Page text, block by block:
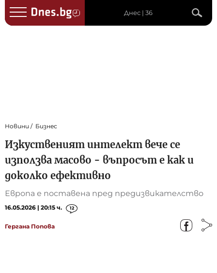
Днес | 36
Новини Бизнес
Изкуственият интелект вече се
използва масово - въпросът е как и
доколко ефективно
Европа е поставена пред предизвикателство
16.05.2026 | 20:15 ч. 12
Гергана Попова